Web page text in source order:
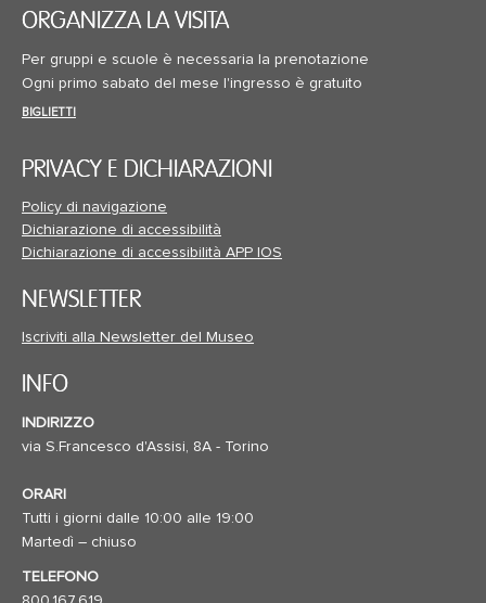
ORGANIZZA LA VISITA
Per gruppi e scuole è necessaria la prenotazione
Ogni primo sabato del mese l'ingresso è gratuito
BIGLIETTI
PRIVACY E DICHIARAZIONI
Policy di navigazione
Dichiarazione di accessibilità
Dichiarazione di accessibilità APP IOS
NEWSLETTER
Iscriviti alla Newsletter del Museo
INFO
INDIRIZZO
via S.Francesco d'Assisi, 8A - Torino
ORARI
Tutti i giorni dalle 10:00 alle 19:00
Martedì – chiuso
TELEFONO